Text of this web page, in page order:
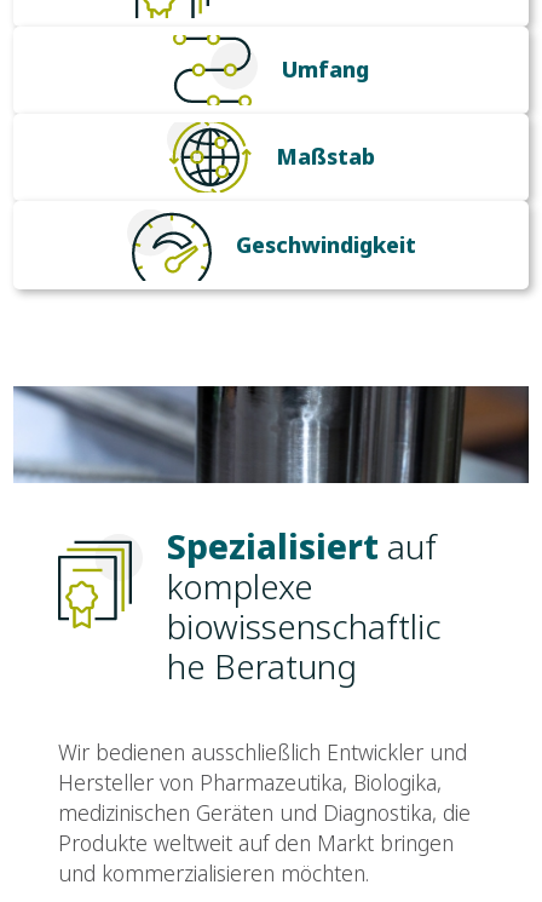
Umfang
Maßstab
Geschwindigkeit
Spezialisiert auf
komplexe
biowissenschaftlic
he Beratung
Wir bedienen ausschließlich Entwickler und
Hersteller von Pharmazeutika, Biologika,
medizinischen Geräten und Diagnostika, die
Produkte weltweit auf den Markt bringen
und kommerzialisieren möchten.